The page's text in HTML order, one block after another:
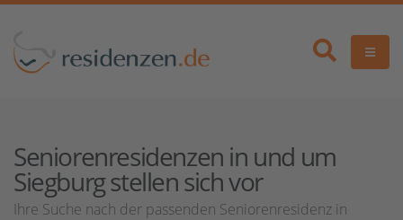
Seniorenresidenzen in und um
Siegburg stellen sich vor
Ihre Suche nach der passenden Seniorenresidenz in